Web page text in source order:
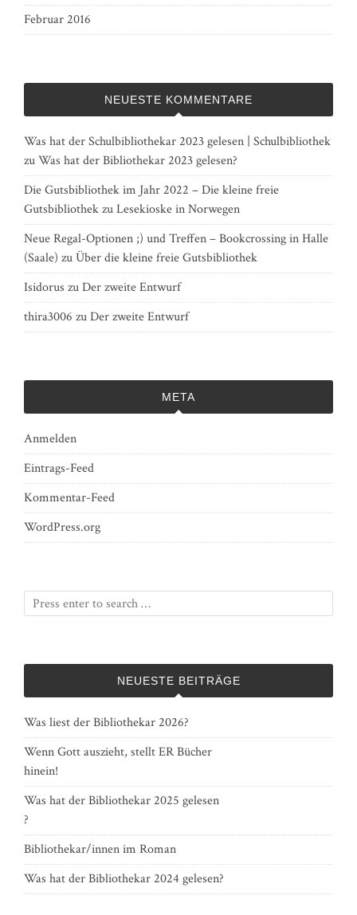
Februar 2016
NEUESTE KOMMENTARE
Was hat der Schulbibliothekar 2023 gelesen | Schulbibliothek
zuWas hat der Bibliothekar 2023 gelesen?
Die Gutsbibliothek im Jahr 2022 – Die kleine freie
GutsbibliothekzuLesekioske in Norwegen
Neue Regal-Optionen ;) und Treffen – Bookcrossing in Halle
(Saale) zuÜber die kleine freie Gutsbibliothek
Isidorus zuDer zweite Entwurf
thira3006 zuDer zweite Entwurf
META
Anmelden
Eintrags-Feed
Kommentar-Feed
WordPress.org
NEUESTE BEITRÄGE
Was liest der Bibliothekar 2026?
Wenn Gott auszieht, stellt ER Bücher
hinein!
Was hat der Bibliothekar 2025 gelesen
?
Bibliothekar/innen im Roman
Was hat der Bibliothekar 2024 gelesen?